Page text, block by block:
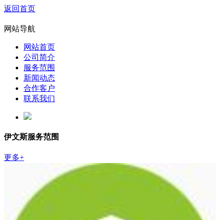
返回首页
网站导航
网站首页
公司简介
服务范围
新闻动态
合作客户
联系我们
伊文斯服务范围
更多+